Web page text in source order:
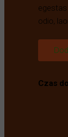
Czas
odio,